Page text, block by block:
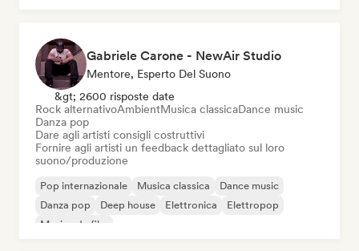
Gabriele Carone - NewAir Studio
Mentore, Esperto Del Suono
&gt; 2600 risposte date
Rock alternativoAmbientMusica classicaDance music
Danza pop
Dare agli artisti consigli costruttivi
Fornire agli artisti un feedback dettagliato sul loro
suono/produzione
Pop internazionale Musica classica
Dance music
Danza pop
Deep house Elettronica
Elettropop
Musica da film